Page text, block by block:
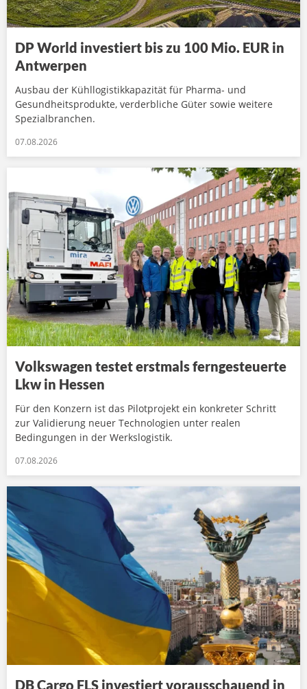
DP World investiert bis zu 100 Mio. EUR in
Antwerpen
Ausbau der Kühllogistikkapazität für Pharma- und
Gesundheitsprodukte, verderbliche Güter sowie weitere
Spezialbranchen.
07.08.2026
Volkswagen testet erstmals ferngesteuerte
Lkw in Hessen
Für den Konzern ist das Pilotprojekt ein konkreter Schritt
zur Validierung neuer Technologien unter realen
Bedingungen in der Werkslogistik.
07.08.2026
DB Cargo FLS investiert vorausschauend in